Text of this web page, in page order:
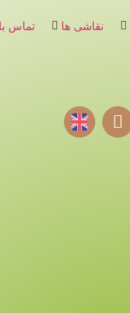
نقاشی ها تماس